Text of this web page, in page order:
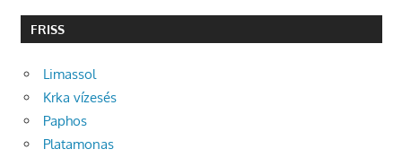
FRISS
Limassol
Krka vízesés
Paphos
Platamonas